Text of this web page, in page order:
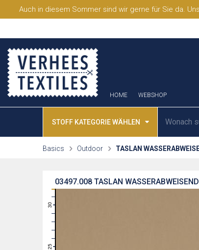
Auch in diesem Sommer sind wir gerne für Sie da.
HOME WEBSHOP
STOFF KATEGORIE WÄHLEN
Basics Outdoor TASLAN
TASLAN
03497.008
25
26
27
28
29
30